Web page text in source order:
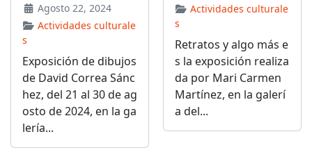
Agosto 22, 2024
Actividades culturale
s
Exposición de dibujos
de David Correa Sánc
hez, del 21 al 30 de ag
osto de 2024, en la ga
lería...
Actividades culturale
s
Retratos y algo más e
s la exposición realiza
da por Mari Carmen
Martínez, en la galerí
a del...